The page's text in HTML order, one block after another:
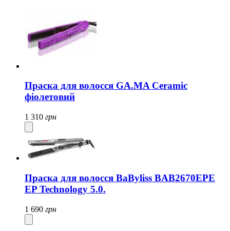
Праска для волосся GA.MA Ceramic
фіолетовий
1 310 грн
Праска для волосся BaByliss BAB2670EPE
EP Technology 5.0.
1 690 грн